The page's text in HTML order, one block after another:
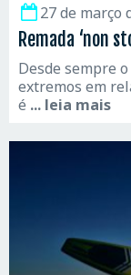
27 de março
Remada ‘non
Desde sempre
extremos em
é ... leia mais